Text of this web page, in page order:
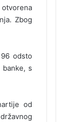
otvorena
Zbog
odsto
s
od